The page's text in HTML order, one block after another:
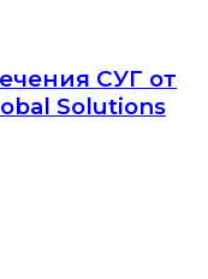
СУГ от
Solutions